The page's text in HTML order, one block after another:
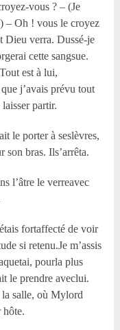
vous ? – (Je
– Oh ! vous le croyez
Dieu verra. Dussé-je
cette sangsue.
est à lui,
j’avais prévu tout
partir.
le porter à seslèvres,
son bras. Ils’arrêta.
l’âtre le verreavec
fortaffecté de voir
si retenu.Je m’assis
pourla plus
le prendre aveclui.
la salle, où Mylord
hôte.